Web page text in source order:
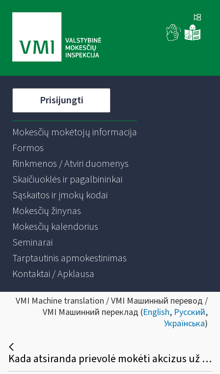
Prisijungti
Mokesčių mokėtojų informacija
Formos
Rinkmenos / Atviri duomenys
Skaičiuoklės ir pagalbininkai
Sąskaitos ir įmokų kodai
Mokesčių žinynas
Mokesčių kalendorius
Seminarai
Tarptautinis apmokestinimas
Kontaktai / Apklausa
VMI Machine translation / VMI Машинный перевод /
VMI Машинний переклад (English, Русский,
Українська)
Kada atsiranda prievolė mokėti akcizus už nealkoholinius saldintus gėrimus?